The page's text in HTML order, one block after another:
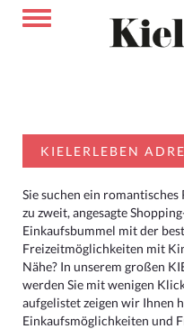
KIELERLEBEN
Sie suchen ein
zu zweit, angesagte
Einkaufsbummel mit der
Freizeitmöglichkeiten mit
Nähe? In unserem großen
werden Sie mit wenigen
aufgelistet zeigen wir Ihnen
Einkaufsmöglichkeiten und